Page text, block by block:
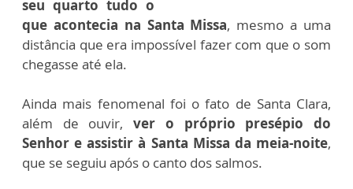
seu quarto tudo o
que acontecia na Santa Missa, mesmo a uma
distância que era impossível fazer com que o som
chegasse até ela.
Ainda mais fenomenal foi o fato de Santa Clara,
além de ouvir,ver o próprio presépio do
Senhor e assistir à Santa Missa da meia-noite,
que se seguiu após o canto dos salmos.